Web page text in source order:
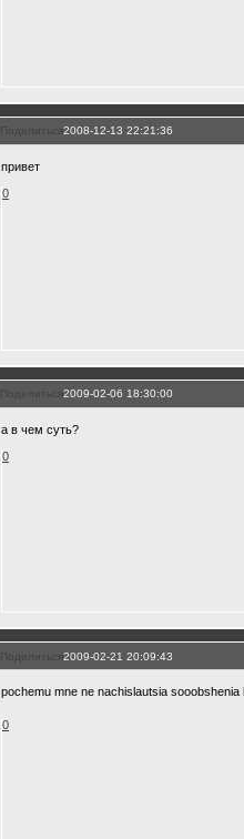
Поделиться2008-12-13 22:21:36
привет
0
Поделиться2009-02-06 18:30:00
а в чем суть?
0
Поделиться2009-02-21 20:09:43
pochemu mne ne nachislautsia
0